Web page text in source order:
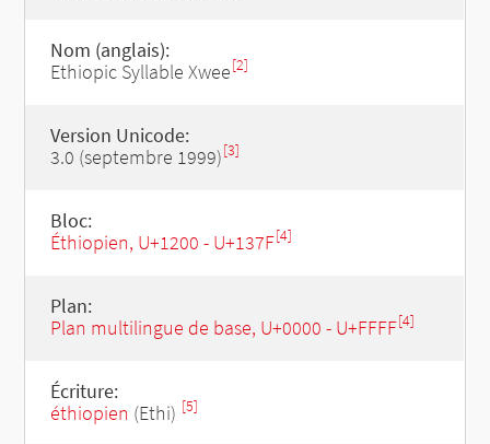
Nom (anglais):
Ethiopic Syllable Xwee[2]
Version Unicode:
3.0 (septembre 1999)[3]
Bloc:
Éthiopien, U+1200 - U+137F[4]
Plan:
Plan multilingue de base, U+0000 - U+FFFF[4]
Écriture:
éthiopien (Ethi) [5]